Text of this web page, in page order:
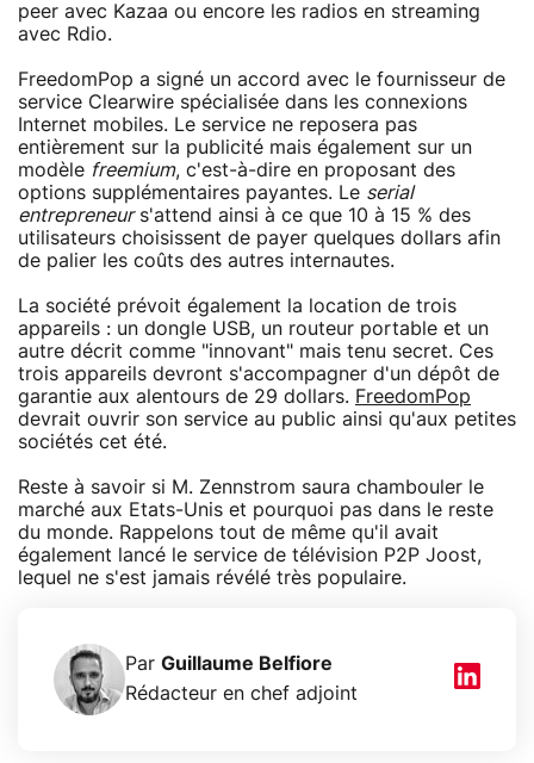
peer avec Kazaa ou encore les radios en streaming
avec Rdio.
FreedomPop a signé un accord avec le fournisseur de
service Clearwire spécialisée dans les connexions
Internet mobiles. Le service ne reposera pas
entièrement sur la publicité mais également sur un
modèle freemium, c'est-à-dire en proposant des
options supplémentaires payantes. Le serial
entrepreneurs'attend ainsi à ce que 10 à 15 % des
utilisateurs choisissent de payer quelques dollars afin
de palier les coûts des autres internautes.
La société prévoit également la location de trois
appareils : un dongle USB, un routeur portable et un
autre décrit comme "innovant" mais tenu secret. Ces
trois appareils devront s'accompagner d'un dépôt de
garantie aux alentours de 29 dollars. FreedomPop
devrait ouvrir son service au public ainsi qu'aux petites
sociétés cet été.
Reste à savoir si M. Zennstrom saura chambouler le
marché aux Etats-Unis et pourquoi pas dans le reste
du monde. Rappelons tout de même qu'il avait
également lancé le service de télévision P2P Joost,
lequel ne s'est jamais révélé très populaire.
Par Guillaume Belfiore
Rédacteur en chef adjoint